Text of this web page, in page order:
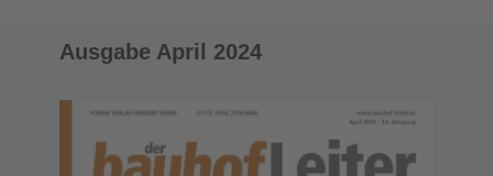
Ausgabe April 2024